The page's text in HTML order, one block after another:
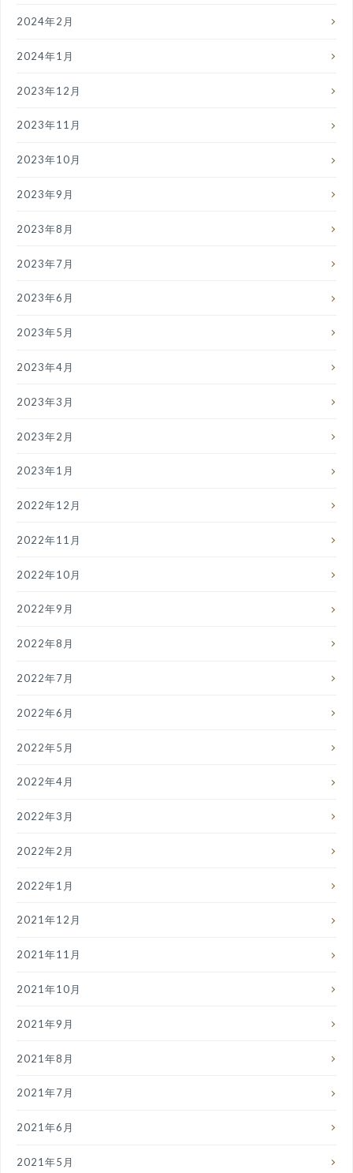
2024年2月
2024年1月
2023年12月
2023年11月
2023年10月
2023年9月
2023年8月
2023年7月
2023年6月
2023年5月
2023年4月
2023年3月
2023年2月
2023年1月
2022年12月
2022年11月
2022年10月
2022年9月
2022年8月
2022年7月
2022年6月
2022年5月
2022年4月
2022年3月
2022年2月
2022年1月
2021年12月
2021年11月
2021年10月
2021年9月
2021年8月
2021年7月
2021年6月
2021年5月